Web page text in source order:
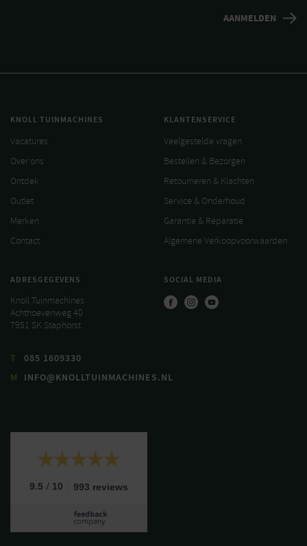
KNOLL TUINMACHINES
Vacatures
Over ons
Ontdek
Outlet
Merken
Contact
KLANTENSERVICE
Veelgestelde vragen
Bestellen & Bezorgen
Retourneren & Klachten
Service & Onderhoud
Garantie & Reparatie
Algemene Verkoopvoorwaarden
ADRESGEGEVENS
Knoll Tuinmachines
Achthoevenweg 40
7951 SK Staphorst
T
085 1609330
M
INFO@KNOLLTUINMACHINES.NL
SOCIAL MEDIA
9.5 / 10 993 reviews